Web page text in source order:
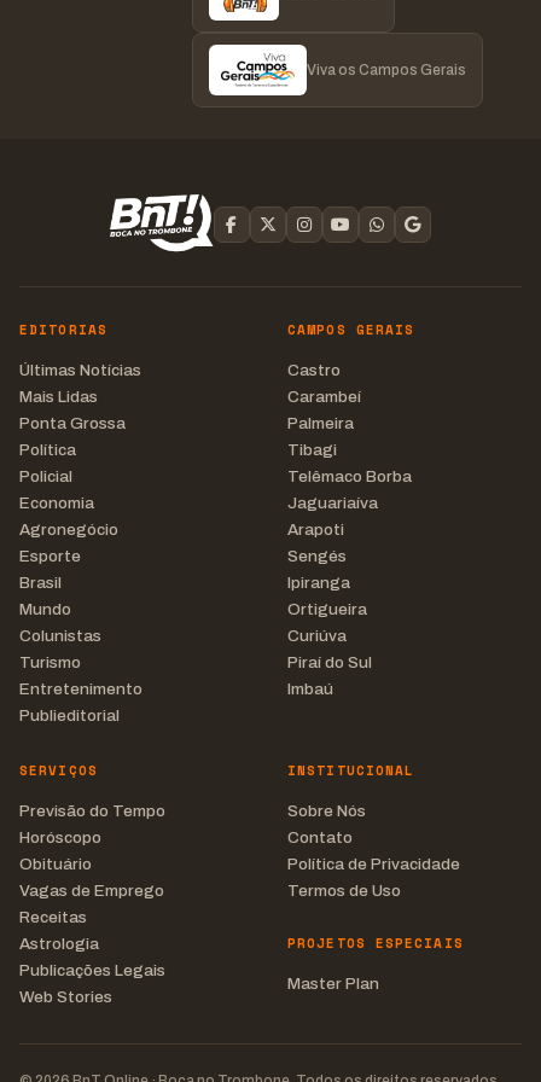
Viva os Campos Gerais
EDITORIAS
Últimas Notícias
Mais Lidas
Ponta Grossa
Política
Policial
Economia
Agronegócio
Esporte
Brasil
Mundo
Colunistas
Turismo
Entretenimento
Publieditorial
CAMPOS GERAIS
Castro
Carambeí
Palmeira
Tibagi
Telêmaco Borba
Jaguariaíva
Arapoti
Sengés
Ipiranga
Ortigueira
Curiúva
Piraí do Sul
Imbaú
SERVIÇOS
Previsão do Tempo
Horóscopo
Obituário
Vagas de Emprego
Receitas
Astrologia
Publicações Legais
Web Stories
INSTITUCIONAL
Sobre Nós
Contato
Política de Privacidade
Termos de Uso
PROJETOS ESPECIAIS
Master Plan